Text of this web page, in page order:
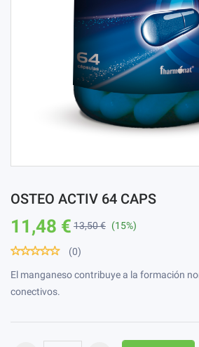
OSTEO ACTIV 64 CAPS
11,48 € 13,50 € (15%)
(0)
El manganeso contribuye a la formación
conectivos.